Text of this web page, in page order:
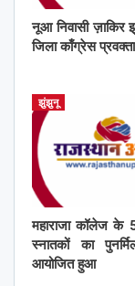
नूआ निवासी ज़ाकिर
जिला काँग्रेस
झुंझुनू
महाराजा कॉलेज के
स्नातकों का
आयोजित हुआ